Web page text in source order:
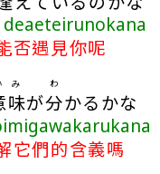
否遇見你呢
味
み
が分
わ
かるかな
它們的含義嗎